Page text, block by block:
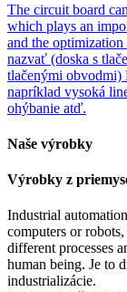
The circuit board
which plays an
and the
nazvať (doska s
tlačenými obvodmi)
napríklad vysoká
ohýbanie atď.
Naše výrobky
Výrobky z
Industrial
computers or
different processes
human being. Je to
industrializácie.